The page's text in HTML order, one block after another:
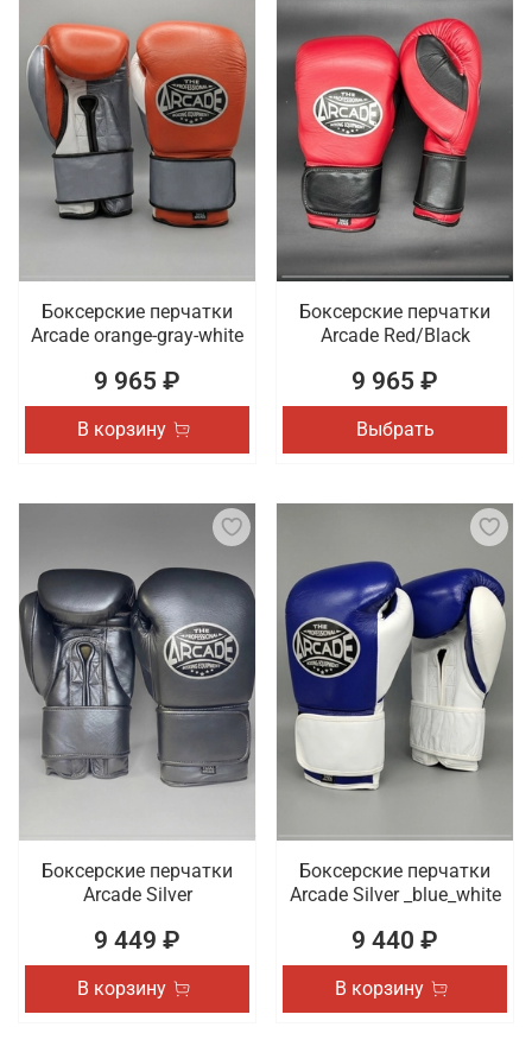
Боксерские перчатки
Arcade orange-gray-white
9 965 ₽
В корзину
Боксерские перчатки
Arcade Red/Black
9 965 ₽
Выбрать
Боксерские перчатки
Arcade Silver
9 449 ₽
В корзину
Боксерские перчатки
Arcade Silver _blue_white
9 440 ₽
В корзину